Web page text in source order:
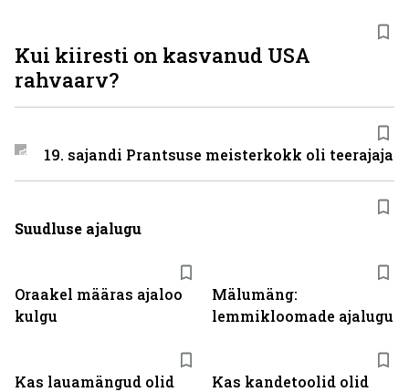
Oraakel määras ajaloo
kulgu
Mälumäng:
lemmikloomade ajalugu
Kas lauamängud olid
Kas kandetoolid olid
Kui kiiresti on kasvanud USA
rahvaarv?
19. sajandi Prantsuse meisterkokk oli teerajaja
Suudluse ajalugu